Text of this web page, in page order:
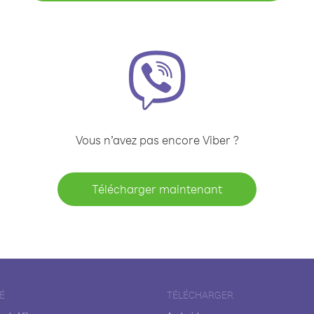
Vous n’avez pas encore Viber ?
Télécharger maintenant
TÉLÉCHARGER